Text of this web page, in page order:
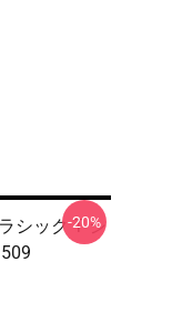
シック T シ
-20%